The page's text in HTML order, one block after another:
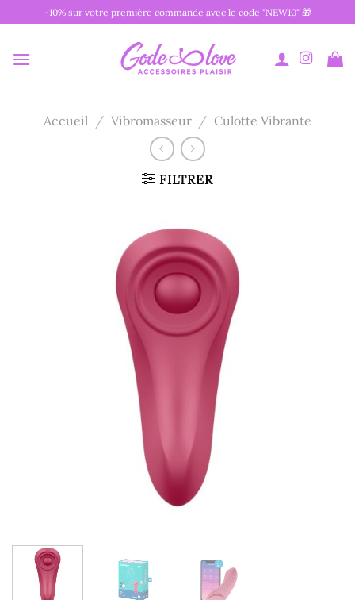
au
-10% sur votre première commande avec le code "NEW10" 🎁
Accueil / Vibromasseur / Culotte Vibrante
FILTRER